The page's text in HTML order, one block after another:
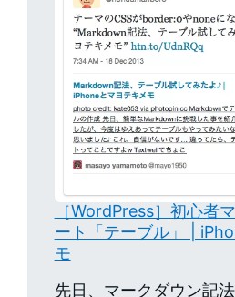
［WordPress］初心者
ート「テーブル」 |
モ
先日、マークダウン記